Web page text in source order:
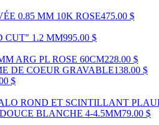
0.85 MM 10K ROSE475.00 $
CUT" 1.2 MM995.00 $
ARG PL ROSE 60CM228.00 $
DE COEUR GRAVABLE138.00 $
$
ROND ET SCINTILLANT
BLANCHE 4-4.5MM79.00 $